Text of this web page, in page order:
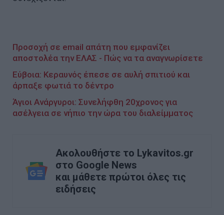
Προσοχή σε email απάτη που εμφανίζει
αποστολέα την ΕΛΑΣ - Πώς να τα αναγνωρίσετε
Εύβοια: Κεραυνός έπεσε σε αυλή σπιτιού και
άρπαξε φωτιά το δέντρο
Άγιοι Ανάργυροι: Συνελήφθη 20χρονος για
ασέλγεια σε νήπιο την ώρα του διαλείμματος
Ακολουθήστε το Lykavitos.gr
στο Google News
και μάθετε πρώτοι όλες τις
ειδήσεις